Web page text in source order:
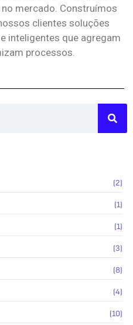
mercado. Construímos
clientes soluções
inteligentes que agregam
processos.
(2)
(1)
(1)
(3)
(8)
(4)
(10)